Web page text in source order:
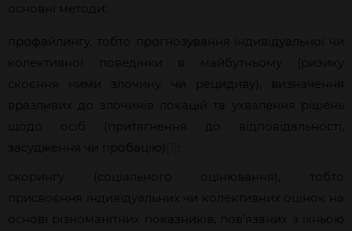
основні методи:
профайлингу, тобто прогнозування індивідуальної чи
колективної поведінки в майбутньому (ризику
скоєння ними злочину чи рецидиву), визначення
вразливих до злочинів локацій та ухвалення
рішень
щодо осіб (притягнення до відповідальності,
засудження чи пробацію)
скорингу (соціального оцінювання), тобто
присвоєння індивідуальних чи колективних оцінок на
основі різноманітних показників, пов’язаних з їхньою